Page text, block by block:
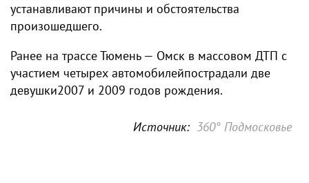
устанавливают причины и обстоятельства
произошедшего.
Ранее на трассе Тюмень — Омск в массовом ДТП с
участием четырех автомобилейпострадали две
девушки2007 и 2009 годов рождения.
Источник: 360° Подмосковье